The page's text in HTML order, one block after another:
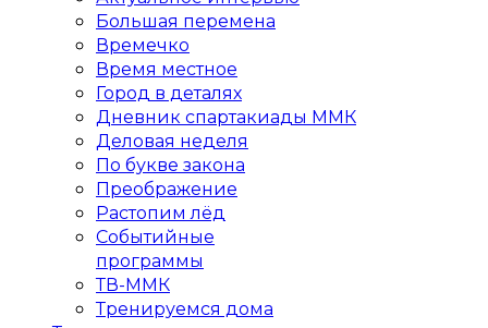
Большая перемена
Времечко
Время местное
Город в деталях
Дневник спартакиады ММК
Деловая неделя
По букве закона
Преображение
Растопим лёд
Событийные
программы
ТВ-ММК
Тренируемся дома